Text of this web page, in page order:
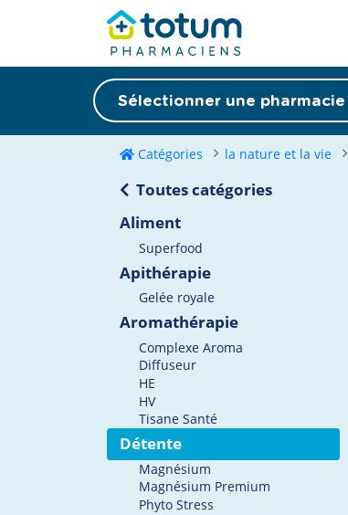
Sélectionner une pharmacie
Catégories la nature et la vie
Toutes catégories
Aliment
Superfood
Apithérapie
Gelée royale
Aromathérapie
Complexe Aroma
Diffuseur
HE
HV
Tisane Santé
Détente
Magnésium
Magnésium Premium
Phyto Stress